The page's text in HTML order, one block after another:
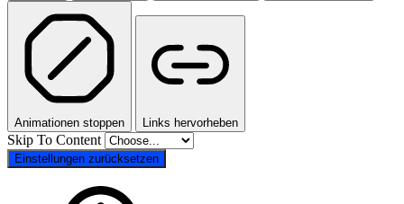
Animationen stoppen Links hervorheben
Skip To Content
Einstellungen zurücksetzen